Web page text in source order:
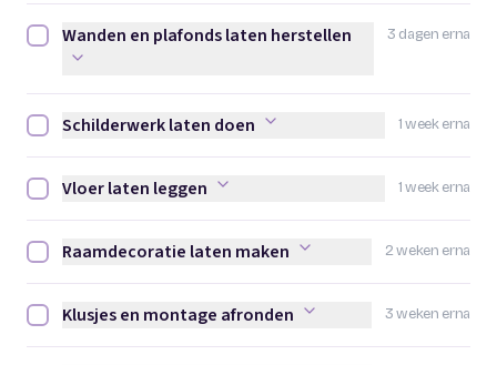
3 dagen erna
Wanden en plafonds laten herstellen afvinken
Wanden en plafonds laten herstellen
1 week erna
Schilderwerk laten doen afvinken
Schilderwerk laten doen
1 week erna
Vloer laten leggen afvinken
Vloer laten leggen
2 weken erna
Raamdecoratie laten maken afvinken
Raamdecoratie laten maken
3 weken erna
Klusjes en montage afronden afvinken
Klusjes en montage afronden